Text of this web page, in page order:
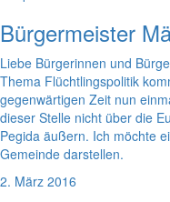
Bürgermeister
Liebe Bürgerinnen und
Thema Flüchtlingspolitik
gegenwärtigen Zeit nun
dieser Stelle nicht über die
Pegida äußern. Ich möchte
Gemeinde darstellen.
2. März 2016